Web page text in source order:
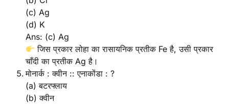
(c) Ag
(d) K
Ans: (c) Ag
जिस प्रकार लोहा का रासायनिक प्रतीक Fe है, उसी प्रकार
चाँदी का प्रतीक Ag है।
मोनार्क : क्वीन :: एनाकोंडा : ?
(a) बटरफ्लाय
(b) क्वीन